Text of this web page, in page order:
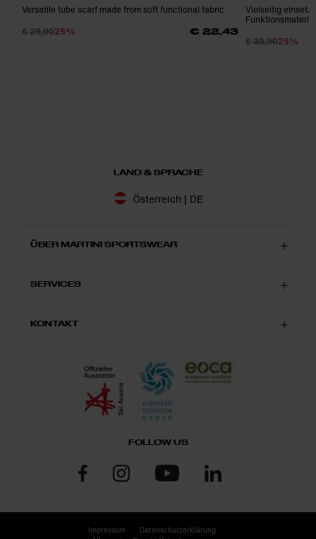
Versatile tube scarf made from soft functional fabric
€ 29,9025% € 22,43
Vielseitig
€ 39,9025%
LAND & SPRACHE
Österreich | DE
ÜBER MARTINI SPORTSWEAR
SERVICES
KONTAKT
FOLLOW US
Impressum
Datenschutzerklärung